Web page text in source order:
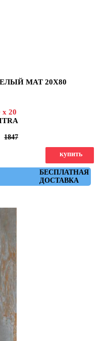
МАТ 20Х80
x 20
1847
БЕСПЛАТНАЯ
ДОСТАВКА
купить